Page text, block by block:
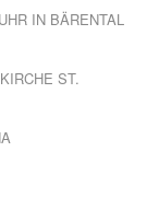
IN BÄRENTAL
ST.